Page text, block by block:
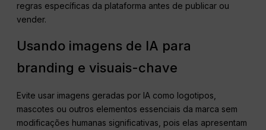
regras específicas da plataforma antes de publicar ou
vender.
Usando imagens de IA para
branding e visuais-chave
Evite usar imagens geradas por IA como logotipos,
mascotes ou outros elementos essenciais da marca sem
modificações humanas significativas, pois elas apresentam